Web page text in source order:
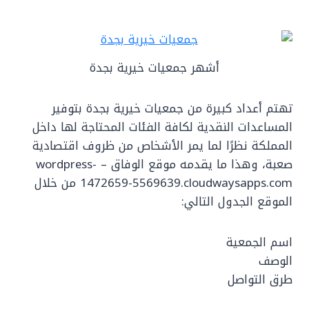
أشهر جمعيات خيرية بجدة
تهتم أعداد كبيرة من جمعيات خيرية بجدة بتوفير
المساعدات النقدية لكافة الفئات المحتاجة لها داخل
المملكة نظرًا لما يمر الأشخاص من ظروف اقتصادية
صعبة، وهذا ما يقدمه موقع الوفاق – wordpress-
1472659-5569639.cloudwaysapps.com من خلال
الموقع الجدول التالي:
اسم الجمعية
الوصف
طرق التواصل